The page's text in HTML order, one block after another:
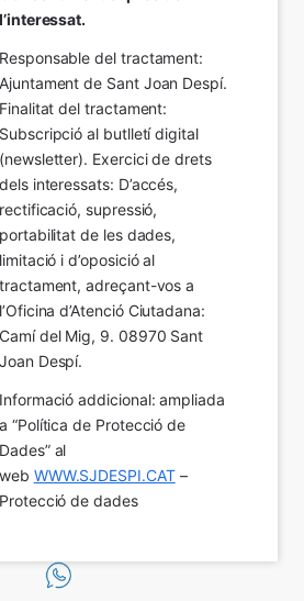
l’interessat.
Responsable del tractament:
Ajuntament de Sant Joan Despí.
Finalitat del tractament:
Subscripció al butlletí digital
(newsletter). Exercici de drets
dels interessats: D’accés,
rectificació, supressió,
portabilitat de les dades,
limitació i d’oposició al
tractament, adreçant-vos a
l’Oficina d’Atenció Ciutadana:
Camí del Mig, 9. 08970 Sant
Joan Despí.
Informació addicional: ampliada
a “Política de Protecció de
Dades” al
web WWW.SJDESPI.CAT –
Protecció de dades